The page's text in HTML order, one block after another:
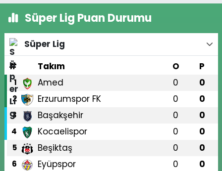
Süper Lig Puan Durumu
Süper Lig
#
Takım O P
1 Amed 0 0
2 Erzurumspor FK 0 0
3 Başakşehir 0 0
4 Kocaelispor 0 0
5 Beşiktaş 0 0
6 Eyüpspor 0 0